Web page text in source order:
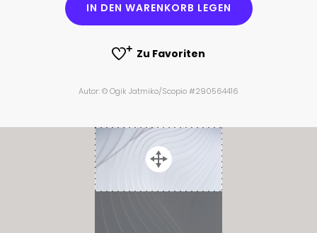
IN DEN WARENKORB LEGEN
Zu Favoriten
Autor: © Ogik Jatmiko/Scopio #290564416